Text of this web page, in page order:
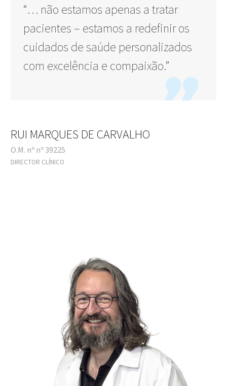
“… não estamos apenas a tratar
pacientes – estamos a redefinir os
cuidados de saúde personalizados
com excelência e compaixão.”

RUI MARQUES DE CARVALHO
O.M. nº nº 39225
DIRECTOR CLÍNICO